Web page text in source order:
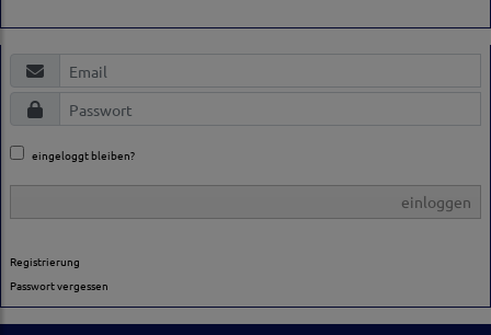
eingeloggt bleiben?
einloggen
Registrierung
Passwort vergessen